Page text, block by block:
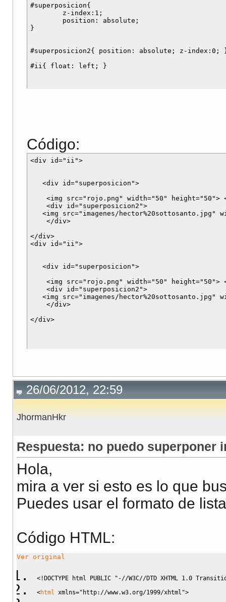
#superposicion{
}
#superposicion2{ position: absolute; z-
Código:
<div id="ii">
   <div id="superposicion">
<img src="rojo.png" width="50" height="50">
    <div id="superposicion2">
<img src="imagenes/hector%20sottosanto.jpg"
    </div>
</div>
<div id="ii">
   <div id="superposicion">
<img src="rojo.png" width="50" height="50">
    <div id="superposicion2">
<img src="imagenes/hector%20sottosanto.jpg"
    </div>
26/06/2012, 22:59
JhormanHkr
Respuesta: no puedo superponer
Hola,
mira a ver si esto es lo que
Puedes usar el formato de
Código HTML:
Ver original
<!DOCTYPE html PUBLIC "-//W3C//DTD XHTML 1.0
<html xmlns="http://www.w3.org/1999/xhtml">